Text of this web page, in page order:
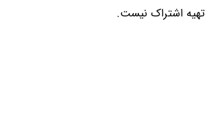
تهیه اشتراک نیست.